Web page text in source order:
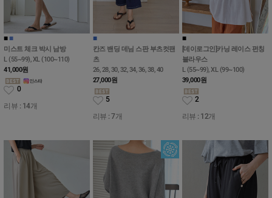
■ ■
미스트 체크 박시 남방
L (55~99), XL (100~110)
41,000원
0
리뷰 : 14개
■
칸즈 밴딩 데님 스판 부츠컷팬
츠
26, 28, 30, 32, 34, 36, 38, 40
27,000원
5
리뷰 : 7개
■
[데이로그인]카닝 레이스 펀칭
블라우스
L (55~99), XL (99~100)
39,000원
2
리뷰 : 12개